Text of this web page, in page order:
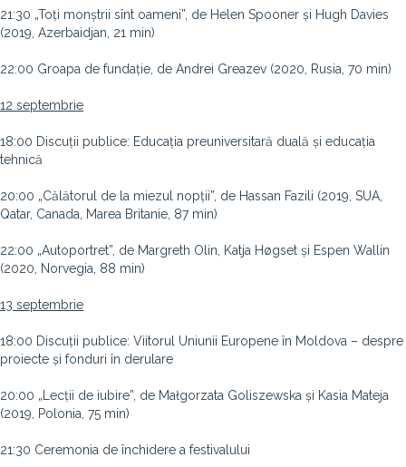
21:30 „Toți monștrii sînt oameni”, de Helen Spooner și Hugh Davies
(2019, Azerbaidjan, 21 min)
22:00 Groapa de fundație, de Andrei Greazev (2020, Rusia, 70 min)
12 septembrie
18:00 Discuții publice: Educația preuniversitară duală și educația
tehnică
20:00 „Călătorul de la miezul nopții”, de Hassan Fazili (2019, SUA,
Qatar, Canada, Marea Britanie, 87 min)
22:00 „Autoportret”, de Margreth Olin, Katja Høgset și Espen Wallin
(2020, Norvegia, 88 min)
13 septembrie
18:00 Discuții publice: Viitorul Uniunii Europene în Moldova – despre
proiecte și fonduri în derulare
20:00 „Lecții de iubire”, de Małgorzata Goliszewska și Kasia Mateja
(2019, Polonia, 75 min)
21:30 Ceremonia de închidere a festivalului